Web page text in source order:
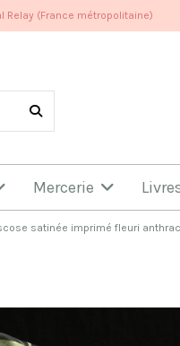
Relay (France métropolitaine)
Mercerie
satinée imprimé fleuri